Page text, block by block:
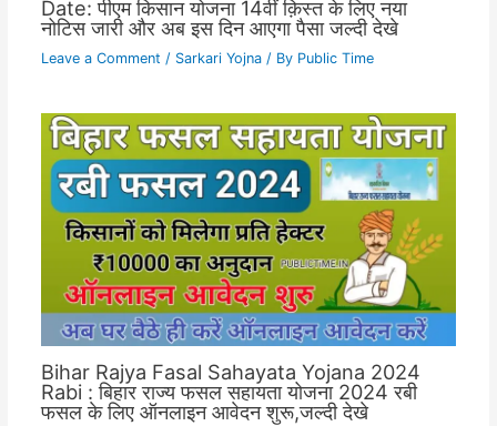
Date: पीएम किसान योजना 14वीं क़िस्त के लिए नया
नोटिस जारी और अब इस दिन आएगा पैसा जल्दी देखे
Leave a Comment / Sarkari Yojna/ By Public Time
Bihar Rajya Fasal Sahayata Yojana 2024
Rabi : बिहार राज्य फसल सहायता योजना 2024 रबी
फसल के लिए ऑनलाइन आवेदन शुरू,जल्दी देखे